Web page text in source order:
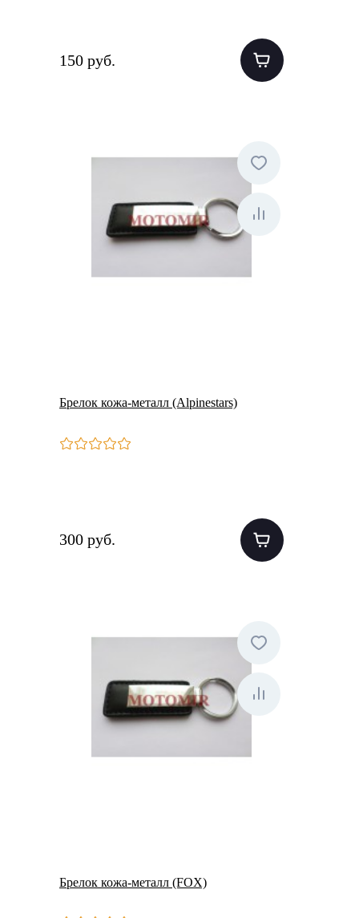
150 руб.
Брелок кожа-металл (Alpinestars)
300 руб.
Брелок кожа-металл (FOX)